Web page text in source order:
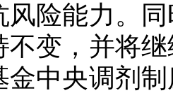
风险能力。
不变，并将
金中央调剂